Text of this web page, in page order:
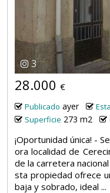
3
28.000 €
Publicado ayer
Superficie 273 m2
¡Oportunidad única! -
ora localidad de
de la carretera
sta propiedad ofrece
baja y sobrado, ideal ...